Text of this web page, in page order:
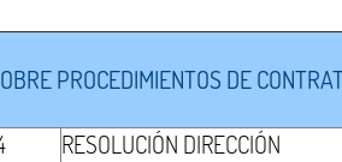
PROCEDIMIENTOS DE
RESOLUCIÓN DIRECCIÓN